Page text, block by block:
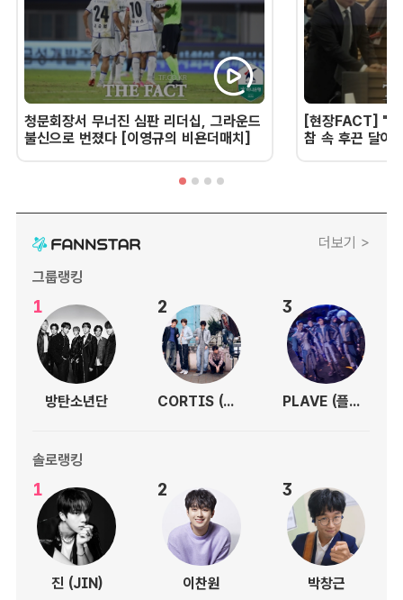
청문회장서 무너진 심판 리더십, 그라운드
불신으로 번졌다 [이영규의 비욘더매치]
[현장FACT] "한
참 속 후끈 달아
더보기 >
그룹랭킹
1
방탄소년단
2
CORTIS (코르티스)
3
PLAVE (플레이브)
솔로랭킹
1
진 (JIN)
2
이찬원
3
박창근